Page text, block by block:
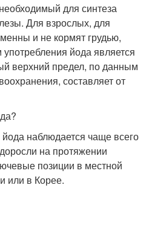
для синтеза
Для взрослых, для
и не кормят грудью,
йода является
верхний предел, по данным
составляет от
наблюдается чаще всего
на протяжении
позиции в местной
или в Корее.